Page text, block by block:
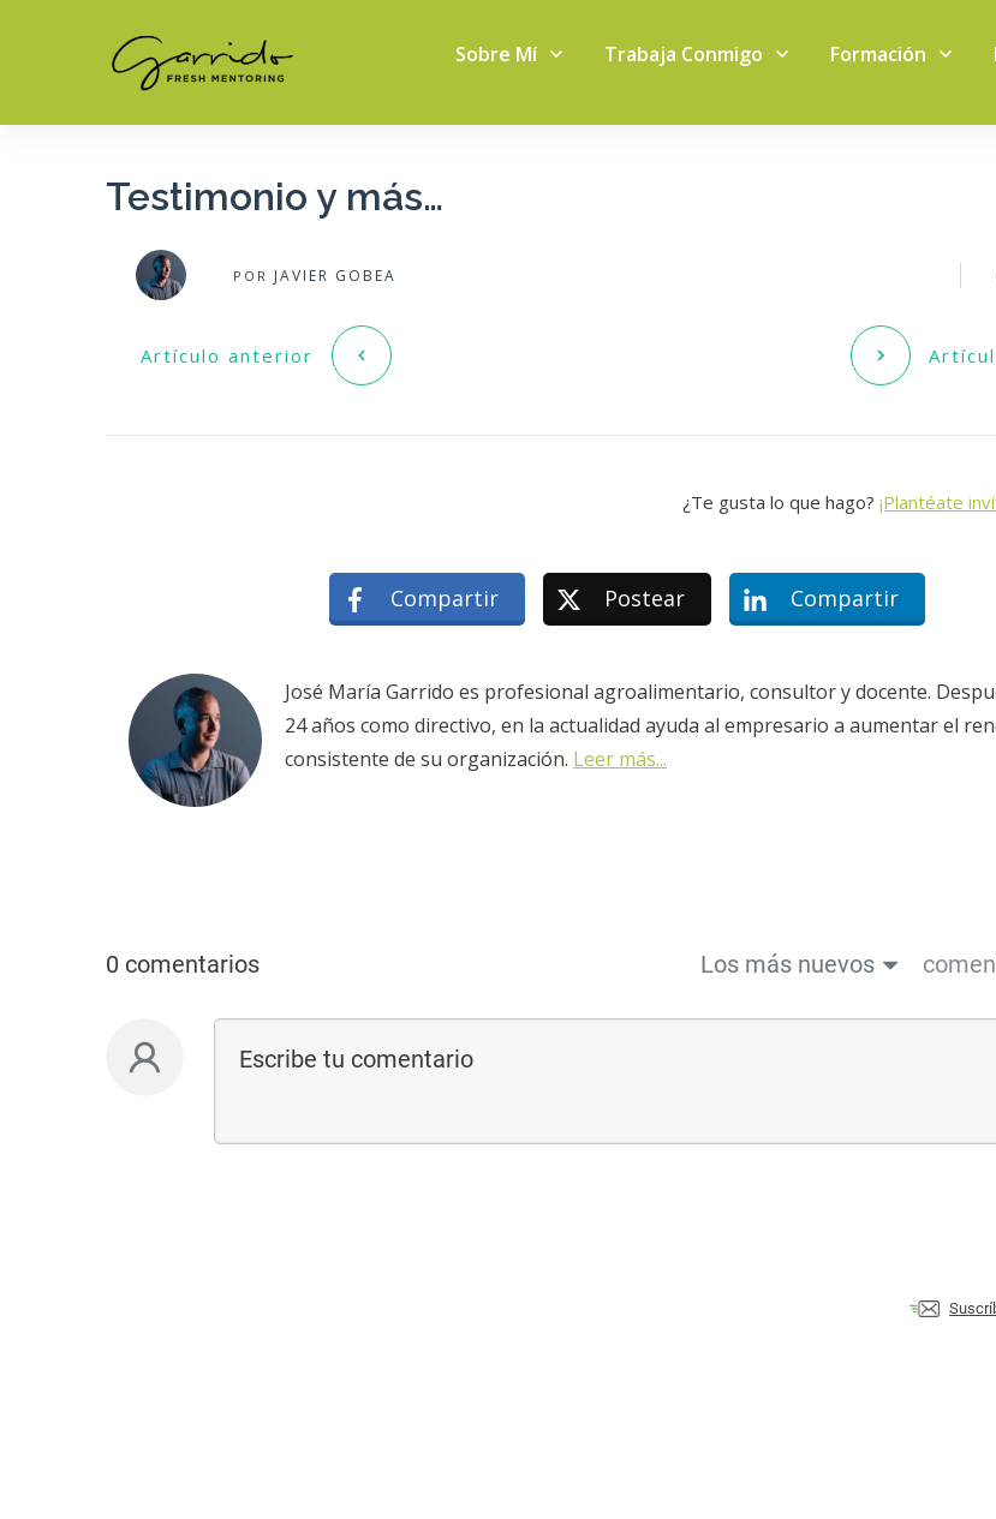
Sobre Mí Trabaja Conmigo Formación
Testimonio y más…
POR JAVIER GOBEA
Artículo anterior
¿Te gusta lo que hago?¡Plantéate
Compartir Postear Compartir
José María Garrido es profesional agroalimentario, consultor y docente.
24 años como directivo, en la actualidad ayuda al empresario a aumentar el
consistente de su organización. Leer más...
0 comentarios Los más nuevos